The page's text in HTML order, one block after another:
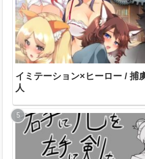
イミテーション×ヒーロー / 捕
人